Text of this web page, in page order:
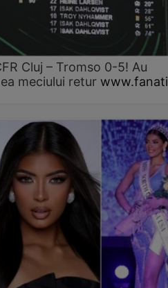
Cluj – Tromso 0-5! Au
meciului retur